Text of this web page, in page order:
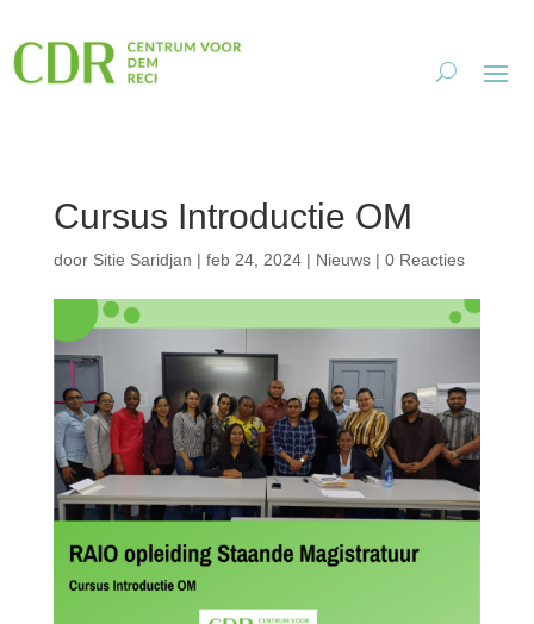
Cursus Introductie OM
door Sitie Saridjan | feb 24, 2024| Nieuws| 0 Reacties